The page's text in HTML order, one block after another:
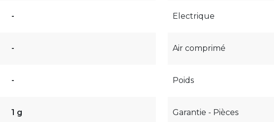
-
-
-
1 g
Electrique
Air comprimé
Poids
Garantie - Pièces